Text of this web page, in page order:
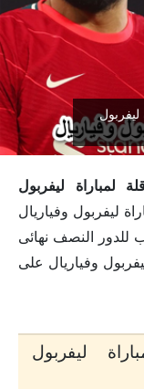
ليفربول
لمباراة ليفربول
ليفربول وفياريال
للدور النصف نهائى
وفياريال على
ليفربول